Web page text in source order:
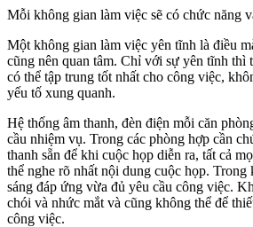
Mỗi không gian làm việc sẽ có chức năng
Một không gian làm việc yên tĩnh là điều
cũng nên quan tâm. Chỉ với sự yên tĩnh thì
có thể tập trung tốt nhất cho công việc,
yếu tố xung quanh.
Hệ thống âm thanh, đèn điện mỗi căn
cầu nhiệm vụ. Trong các phòng hợp cần
thanh sẵn để khi cuộc họp diễn ra, tất cả
thể nghe rõ nhất nội dung cuộc họp. Trong
sáng đáp ứng vừa đủ yêu cầu công việc.
chói và nhức mắt và cũng không thể để
công việc.